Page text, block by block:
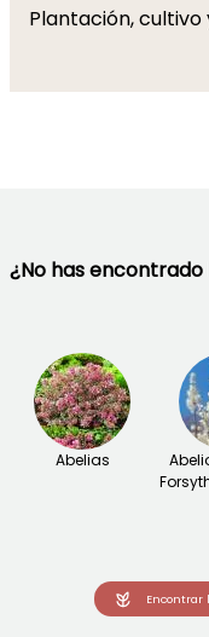
Plantación,
¿No has encontrado
Abelias
Encontrar